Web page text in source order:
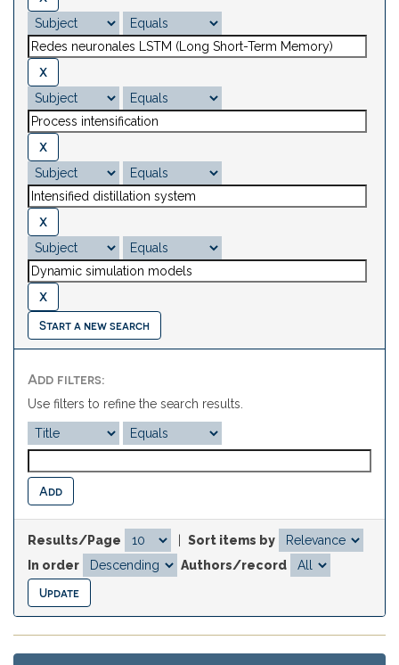
Start a new search
Add filters:
Use filters to refine the search results.
Results/Page
Sort items by
In order
Authors/record